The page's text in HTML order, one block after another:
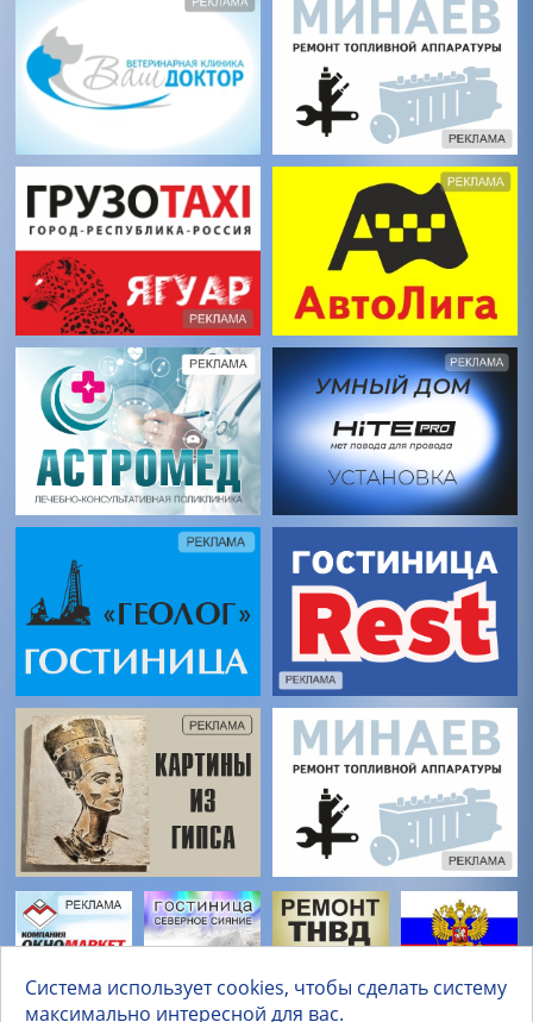
Система использует cookies, чтобы сделать систему
максимально интересной для вас.